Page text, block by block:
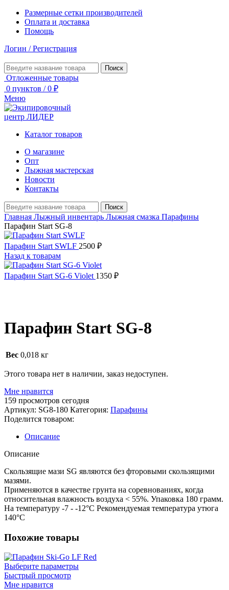
Размерные сетки производителей
Оплата и доставка
Помощь
Логин / Регистрация
Поиск
Отложенные товары
0 пунктов / 0 ₽
Меню
Каталог товаров
О магазине
Опт
Лыжная мастерская
Новости
Контакты
Поиск
Главная Лыжный инвентарь Лыжная смазка Парафины
Парафин Start SG-8
Парафин Start SWLF 2500 ₽
Назад к товарам
Парафин Start SG-6 Violet 1350 ₽
Парафин Start SG-8
Вес 0,018 кг
Этого товара нет в наличии, заказ недоступен.
Мне нравится
159 просмотров сегодня
Артикул: SG8-180 Категория: Парафины
Поделится товаром:
Описание
Описание
Cкользящие мази SG являются без фторовыми cкользящими
мазями.
Применяются в качестве грунта на соревнованиях, когда
относительная влажность воздуха < 55%. Упаковка 180 грамм.
На температуру -7 - -12°C Рекомендуемая температура утюга
140°C
Похожие товары
Выберите параметры
Быстрый просмотр
Мне нравится